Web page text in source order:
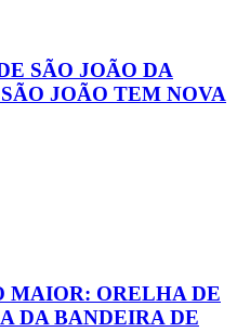
SÃO JOÃO DA
JOÃO TEM NOVA
MAIOR: ORELHA DE
DA BANDEIRA DE